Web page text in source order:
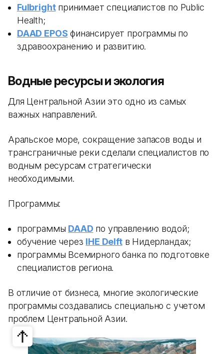
Fulbrightпринимает специалистов по Public
Health;
DAAD EPOS финансирует программы по
здравоохранению и развитию.
Водные ресурсы и экология
Для Центральной Азии это одно из самых
важных направлений.
Аральское море, сокращение запасов воды и
трансграничные реки сделали специалистов по
водным ресурсам стратегически
необходимыми.
Программы:
программы DAAD по управлению водой;
обучение через IHE Delftв Нидерландах;
программы Всемирного банка по подготовке
специалистов региона.
В отличие от бизнеса, многие экологические
программы создавались специально с учетом
проблем Центральной Азии.